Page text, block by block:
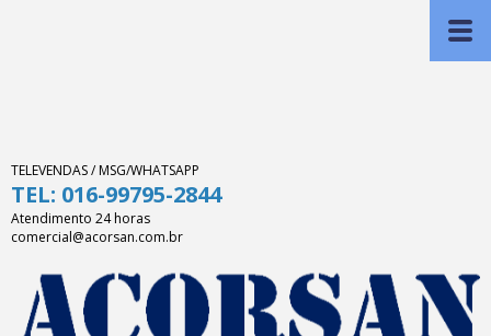
TELEVENDAS / MSG/WHATSAPP
TEL: 016-99795-2844
Atendimento 24 horas
comercial@acorsan.com.br